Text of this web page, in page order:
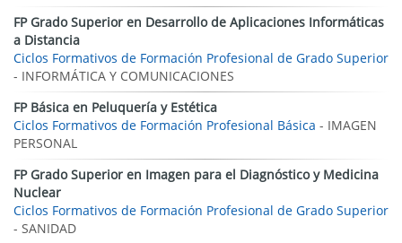
FP Grado Superior en Desarrollo de Aplicaciones Informáticas
a Distancia
Ciclos Formativos de Formación Profesional de Grado Superior
- INFORMÁTICA Y COMUNICACIONES
FP Básica en Peluquería y Estética
Ciclos Formativos de Formación Profesional Básica - IMAGEN
PERSONAL
FP Grado Superior en Imagen para el Diagnóstico y Medicina
Nuclear
Ciclos Formativos de Formación Profesional de Grado Superior
- SANIDAD